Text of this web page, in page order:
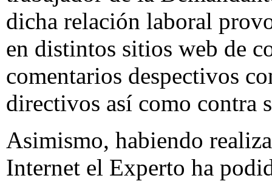
dicha relación laboral
en distintos sitios web de
comentarios despectivos
directivos así como contra
Asimismo, habiendo
Internet el Experto ha